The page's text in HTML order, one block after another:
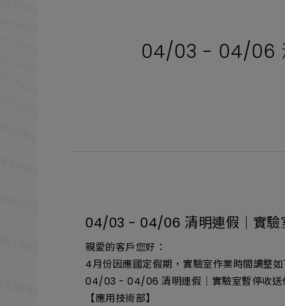
04/03 - 04/06
04/03 - 04/06 清明連假｜實驗
親愛的客戶您好：
4月份因應國定假期，實驗室作業時間調整如
04/03 - 04/06 清明連假｜實驗室暫停收送
【應用技術部】